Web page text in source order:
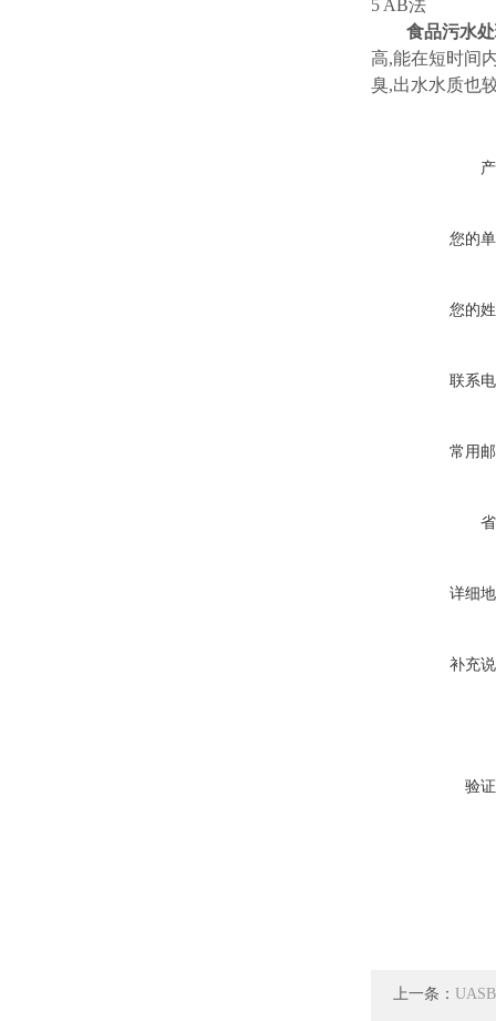
5 AB法
食品污水
高,能在短时间
臭,出水水质也
您的
您的
联系
常用
详细
补充
验
上一条：